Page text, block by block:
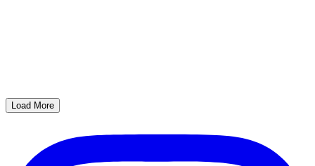
Load More